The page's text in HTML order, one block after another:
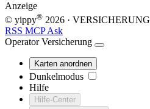
Anzeige
© yippy® 2026 · VERSICHERUNG
RSS MCPAsk
Operator Versicherung
Karten anordnen
Dunkelmodus
Hilfe
Hilfe-Center